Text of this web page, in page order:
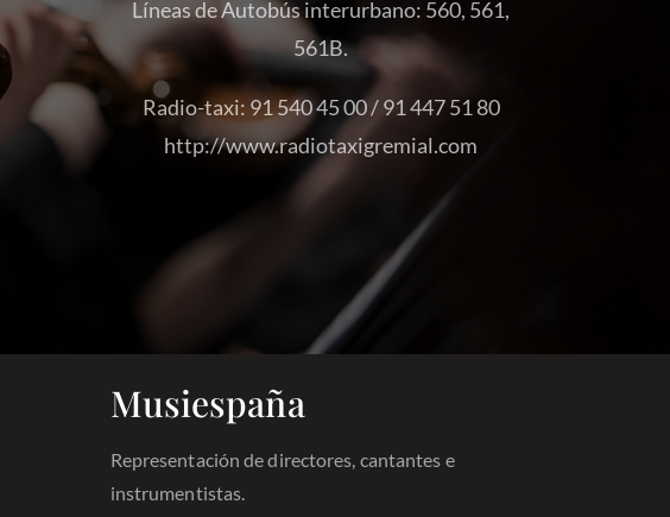
Líneas de Autobús interurbano: 560, 561,
561B.
Radio-taxi: 91 540 45 00 / 91 447 51 80
http://www.radiotaxigremial.com
Musiespaña
Representación de directores, cantantes e
instrumentistas.